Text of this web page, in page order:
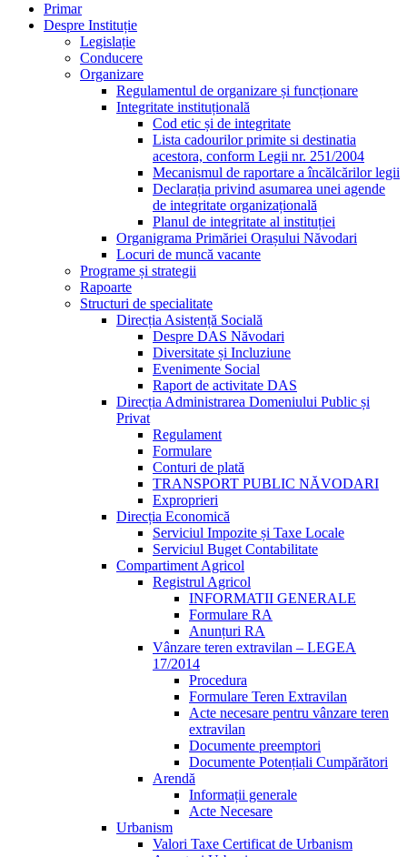
Primar
Despre Instituție
Legislație
Conducere
Organizare
Regulamentul de organizare și funcționare
Integritate instituțională
Cod etic și de integritate
Lista cadourilor primite si destinatia
acestora, conform Legii nr. 251/2004
Mecanismul de raportare a încălcărilor legii
Declarația privind asumarea unei agende
de integritate organizațională
Planul de integritate al instituției
Organigrama Primăriei Orașului Năvodari
Locuri de muncă vacante
Programe și strategii
Rapoarte
Structuri de specialitate
Direcția Asistență Socială
Despre DAS Năvodari
Diversitate și Incluziune
Evenimente Social
Raport de activitate DAS
Direcția Administrarea Domeniului Public și
Privat
Regulament
Formulare
Conturi de plată
TRANSPORT PUBLIC NĂVODARI
Exproprieri
Direcția Economică
Serviciul Impozite și Taxe Locale
Serviciul Buget Contabilitate
Compartiment Agricol
Registrul Agricol
INFORMATII GENERALE
Formulare RA
Anunțuri RA
Vânzare teren extravilan – LEGEA
17/2014
Procedura
Formulare Teren Extravilan
Acte necesare pentru vânzare teren
extravilan
Documente preemptori
Documente Potențiali Cumpărători
Arendă
Informații generale
Acte Necesare
Urbanism
Valori Taxe Certificat de Urbanism